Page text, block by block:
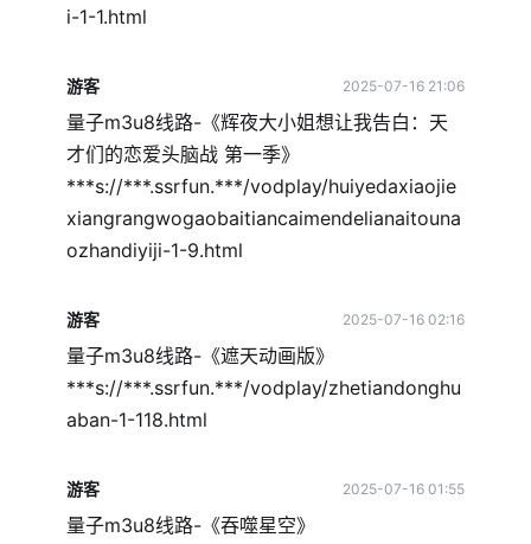
i-1-1.html
游客 2025-07-16 21:06
量子m3u8线路-《辉夜大小姐想让我告白：天
才们的恋爱头脑战 第一季》
***s://***.ssrfun.***/vodplay/huiyedaxiaojie
xiangrangwogaobaitiancaimendelianaitouna
ozhandiyiji-1-9.html
游客 2025-07-16 02:16
量子m3u8线路-《遮天动画版》
***s://***.ssrfun.***/vodplay/zhetiandonghu
aban-1-118.html
游客 2025-07-16 01:55
量子m3u8线路-《吞噬星空》